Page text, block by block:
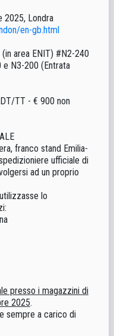
2025, Londra
en-gb.html
area ENIT) #N2-240
e N3-200 (Entrata
TT - € 900 non
franco stand Emilia-
ufficiale di
ad un proprio
lo
presso i magazzini di
2025.
sempre a carico di